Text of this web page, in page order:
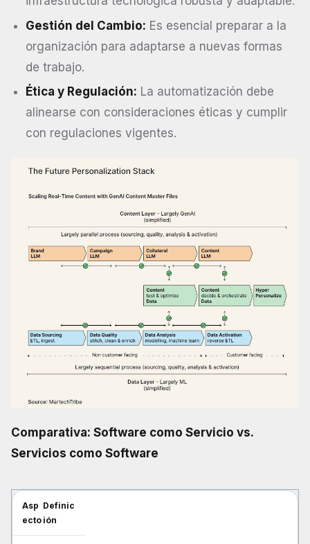
Gestión del Cambio: Es esencial preparar a la
organización para adaptarse a nuevas formas
de trabajo.
Ética y Regulación: La automatización debe
alinearse con consideraciones éticas y cumplir
con regulaciones vigentes.
Comparativa: Software como Servicio vs.
Servicios como Software
Aspecto Software como Servicio (SaaS)
Definic
ión